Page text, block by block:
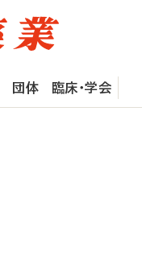
団体 臨床・学会